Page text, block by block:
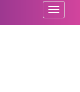
Toggle